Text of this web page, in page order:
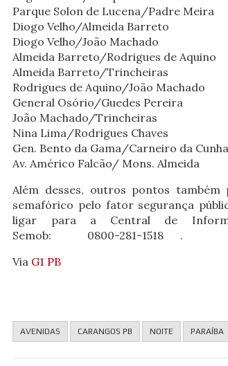
Parque Solon de Lucena/Padre Meira
Diogo Velho/Almeida Barreto
Diogo Velho/João Machado
Almeida Barreto/Rodrigues de Aquino
Almeida Barreto/Trincheiras
Rodrigues de Aquino/João Machado
General Osório/Guedes Pereira
João Machado/Trincheiras
Nina Lima/Rodrigues Chaves
Gen. Bento da Gama/Carneiro da Cunha
Av. Américo Falcão/ Mons. Almeida
Além desses, outros pontos
semafórico pelo fator segurança
ligar para a Central de
Semob: 0800-281-1518 .
Via G1 PB
AVENIDAS CARANGOS PB NOITE PARAÍBA